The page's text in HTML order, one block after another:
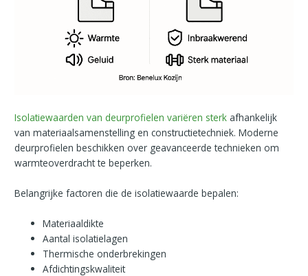
Isolatiewaarden van deurprofielen variëren sterk afhankelijk
van materiaalsamenstelling en constructietechniek. Moderne
deurprofielen beschikken over geavanceerde technieken om
warmteoverdracht te beperken.
Belangrijke factoren die de isolatiewaarde bepalen:
Materiaaldikte
Aantal isolatielagen
Thermische onderbrekingen
Afdichtingskwaliteit